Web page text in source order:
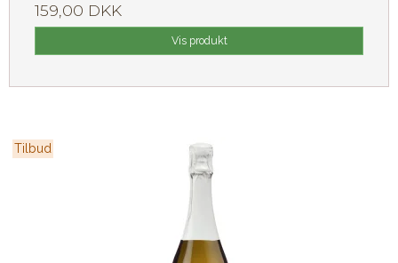
159,00 DKK
Vis produkt
Tilbud